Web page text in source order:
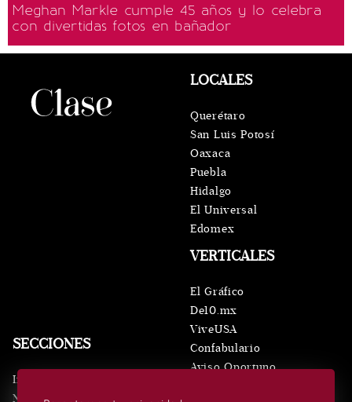
Meghan Markle cumple 45 años y lo celebra
con divertidas fotos en bañador
SECCIONES
Inicio
Noticias
VERTICALES
El Gráfico
De10.mx
ViveUSA
Confabulario
Aviso Oportuno
LOCALES
Querétaro
San Luis Potosí
Oaxaca
Puebla
Hidalgo
El Universal
Edomex